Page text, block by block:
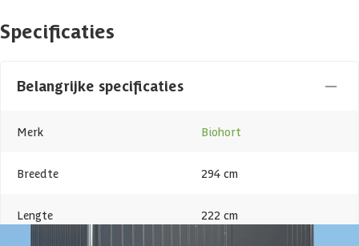
Specificaties
Belangrijke specificaties
Merk Biohort
Breedte 294 cm
Lengte 222 cm